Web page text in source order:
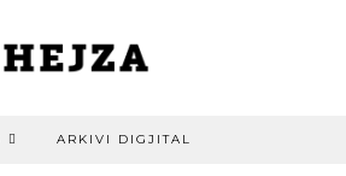
ARKIVI DIGJITAL